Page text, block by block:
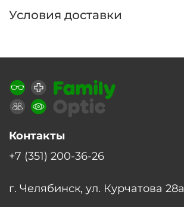
Условия доставки
Контакты
+7 (351) 200-36-26
г. Челябинск, ул. Курчатова 28а